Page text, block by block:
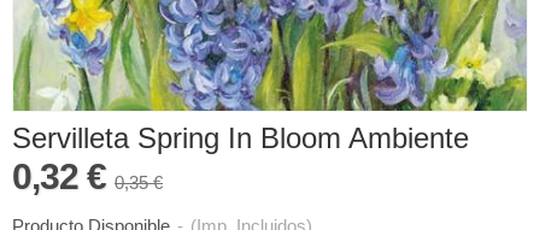
Servilleta Spring In Bloom Ambiente
0,32 € 0,35 €